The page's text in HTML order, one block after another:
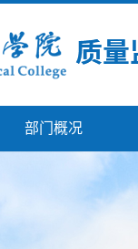
部门概况